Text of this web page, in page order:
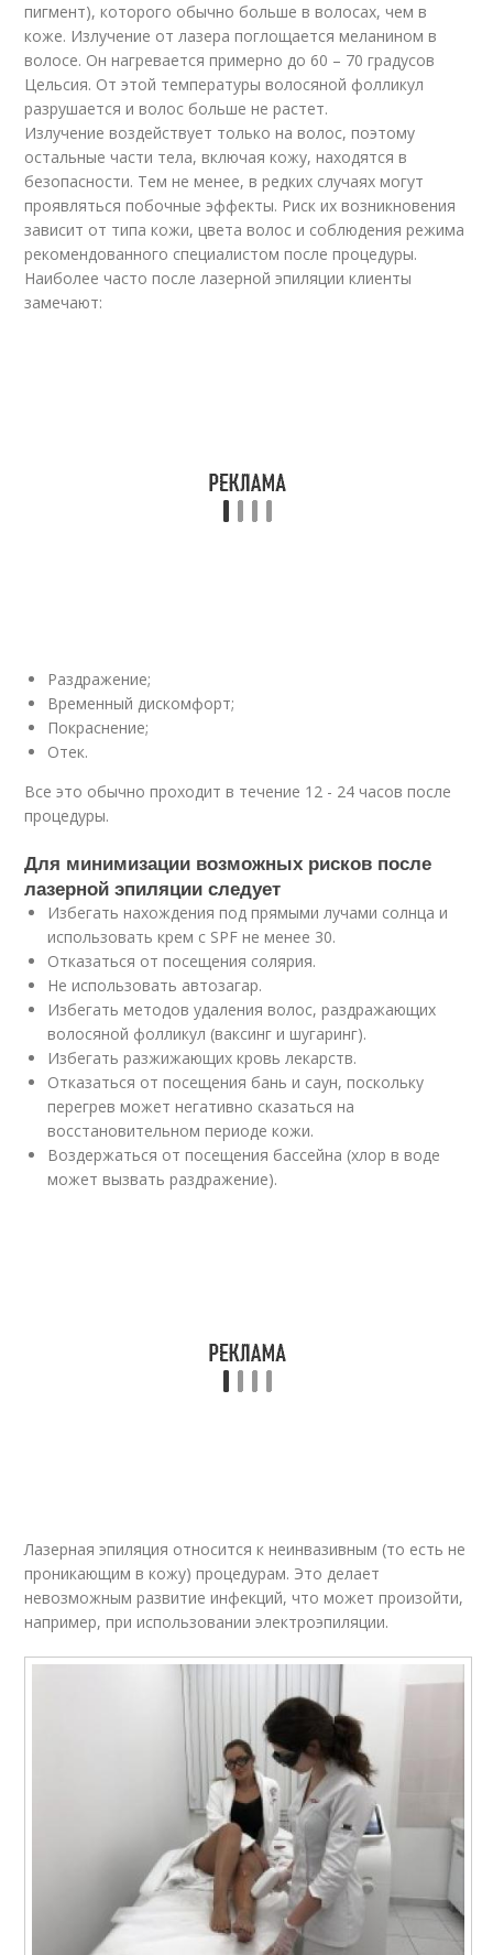
пигмент), которого обычно больше в волосах, чем в
коже. Излучение от лазера поглощается меланином в
волосе. Он нагревается примерно до 60 – 70 градусов
Цельсия. От этой температуры волосяной фолликул
разрушается и волос больше не растет.
Излучение воздействует только на волос, поэтому
остальные части тела, включая кожу, находятся в
безопасности. Тем не менее, в редких случаях могут
проявляться побочные эффекты. Риск их возникновения
зависит от типа кожи, цвета волос и соблюдения режима
рекомендованного специалистом после процедуры.
Наиболее часто после лазерной эпиляции клиенты
замечают:
Раздражение;
Временный дискомфорт;
Покраснение;
Отек.
Все это обычно проходит в течение 12 - 24 часов после
процедуры.
Для минимизации возможных рисков после
лазерной эпиляции следует
Избегать нахождения под прямыми лучами солнца и
использовать крем с SPF не менее 30.
Отказаться от посещения солярия.
Не использовать автозагар.
Избегать методов удаления волос, раздражающих
волосяной фолликул (ваксинг и шугаринг).
Избегать разжижающих кровь лекарств.
Отказаться от посещения бань и саун, поскольку
перегрев может негативно сказаться на
восстановительном периоде кожи.
Воздержаться от посещения бассейна (хлор в воде
может вызвать раздражение).
Лазерная эпиляция относится к неинвазивным (то есть не
проникающим в кожу) процедурам. Это делает
невозможным развитие инфекций, что может произойти,
например, при использовании электроэпиляции.